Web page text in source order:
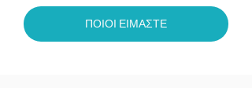
ΠΟΙΟΙ ΕΙΜΑΣΤΕ